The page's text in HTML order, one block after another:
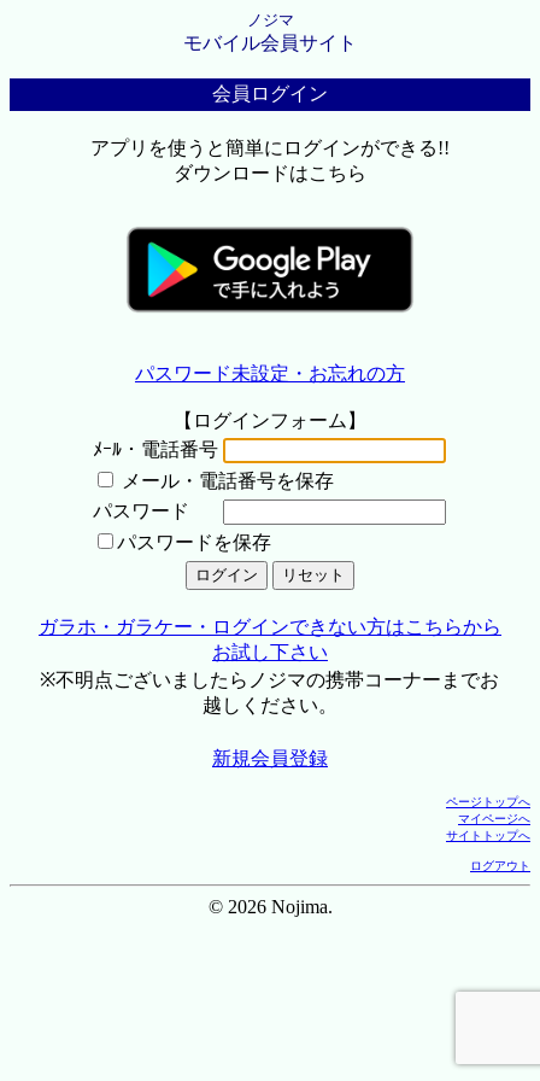
ノジマ
モバイル会員サイト
会員ログイン
アプリを使うと簡単にログインができる!!
ダウンロードはこちら
パスワード未設定・お忘れの方
【ログインフォーム】
ﾒｰﾙ・電話番号
メール・電話番号を保存
パスワード
パスワードを保存
ガラホ・ガラケー・ログインできない方はこちらから
お試し下さい
※不明点ございましたらノジマの携帯コーナーまでお
越しください。
新規会員登録
ページトップへ
マイページへ
サイトトップへ
ログアウト
© 2026 Nojima.